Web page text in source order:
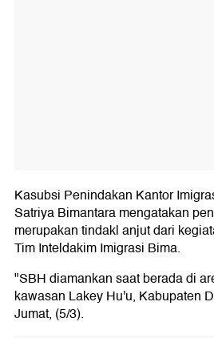
Kasubsi Penindakan Kantor
Satriya Bimantara mengatakan
merupakan tindakl anjut dari
Tim Inteldakim Imigrasi Bima.
"SBH diamankan saat berada di
kawasan Lakey Hu'u, Kabupaten
Jumat, (5/3).